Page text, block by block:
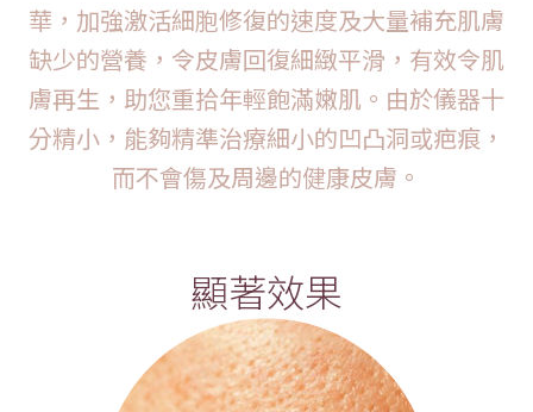
華，加強激活細胞修復的速度及大量補充肌膚
缺少的營養，令皮膚回復細緻平滑，有效令肌
膚再生，助您重拾年輕飽滿嫩肌。由於儀器十
分精小，能夠精準治療細小的凹凸洞或疤痕，
而不會傷及周邊的健康皮膚。
顯著效果